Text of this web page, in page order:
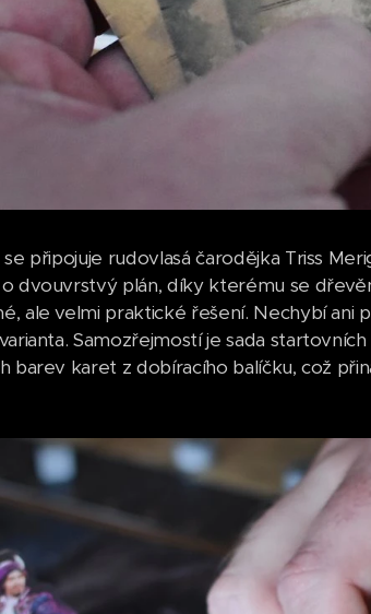
připojuje rudovlasá čarodějka Triss
dvouvrstvý plán, díky kterému se
ale velmi praktické řešení. Nechybí ani
Samozřejmostí je sada
barev karet z dobíracího balíčku, což